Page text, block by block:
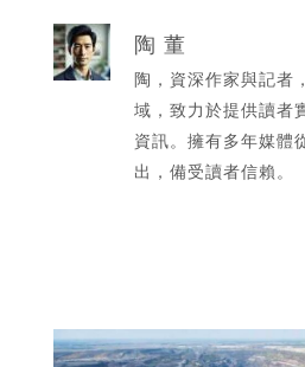
陶 董
陶，資深作家與記者
域，致力於提供讀者
資訊。擁有多年媒體
出，備受讀者信賴。